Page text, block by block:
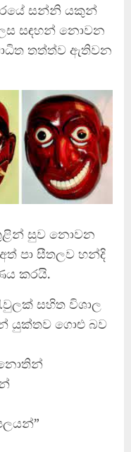
සන්නි යකුන්
සඳහන් නොවන
තත්ත්ව ඇතිවන
සුව නොවන
පා සීතලව හන්දි
කරයි.
සහිත විශාල
යුක්තව ගොළු බව